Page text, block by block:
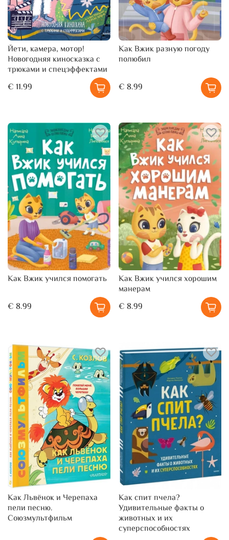
Йети, камера, мотор!
Новогодняя киносказка с
трюками и спецэффектами
€ 11.99
Как Вжик разную погоду
полюбил
€ 8.99
Как Вжик учился помогать
€ 8.99
Как Вжик учился хорошим
манерам
€ 8.99
Как Львёнок и Черепаха
пели песню.
Союзмультфильм
Как спит пчела?
Удивительные факты о
животных и их
суперспособностях